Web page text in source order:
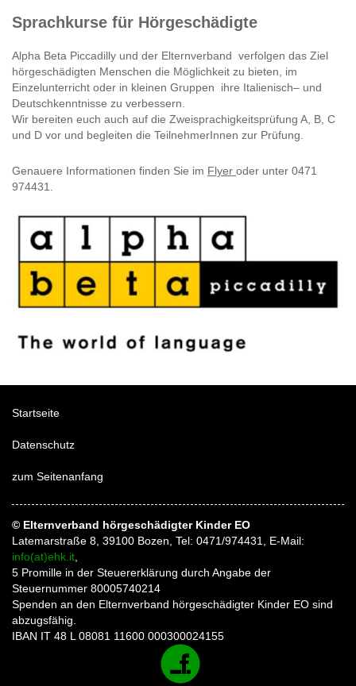
Sprachkurse für Hörgeschädigte
Alpha Beta Piccadilly und der Elternverband verfolgen das Ziel
hörgeschädigten Menschen die Möglichkeit zu bieten, im
Einzelunterricht oder in kleinen Gruppen ihre Italienisch– und
Deutschkenntnisse zu verbessern.
Wir bereiten euch auch auf die Zweisprachigkeitsprüfung A, B, C
und D vor und begleiten die TeilnehmerInnen zur Prüfung.
Genauere Informationen finden Sie im Flyer oder unter 0471
974431.
Startseite
Datenschutz
zum Seitenanfang
© Elternverband hörgeschädigter Kinder EO
Latemarstraße 8, 39100 Bozen, Tel: 0471/974431, E-Mail:
info(at)ehk.it
5 Promille in der Steuererklärung durch Angabe der
Steuernummer 80005740214
Spenden an den Elternverband hörgeschädigter Kinder EO sind
abzugsfähig.
IBAN IT 48 L 08081 11600 000300024155